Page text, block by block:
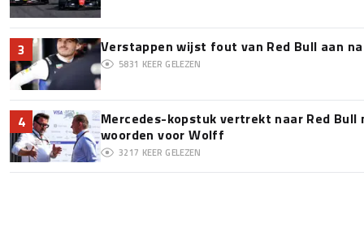
3 Verstappen wijst fout van Red Bull aan
5831 KEER GELEZEN
4
Mercedes-kopstuk vertrekt naar Red
woorden voor Wolff
3217 KEER GELEZEN